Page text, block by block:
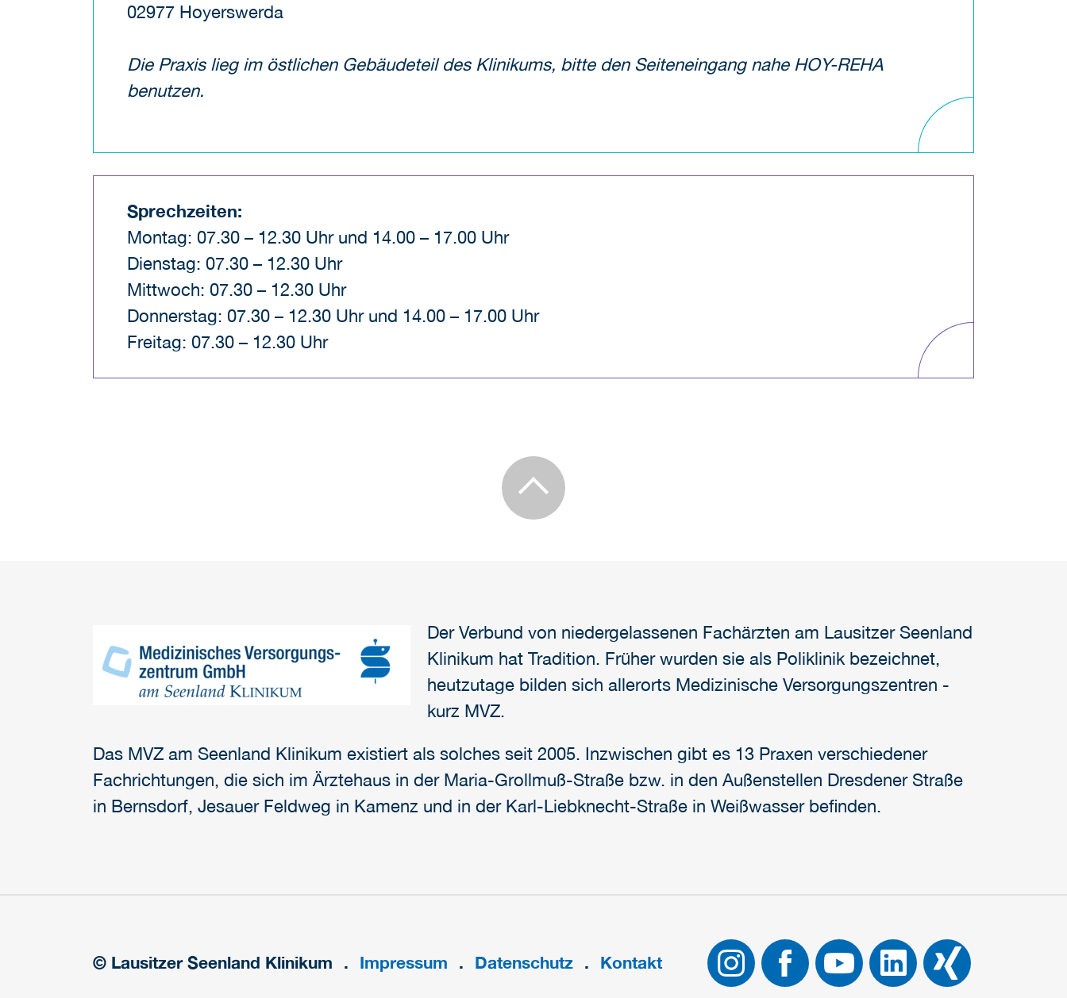
02977 Hoyerswerda
Die Praxis lieg im östlichen Gebäudeteil des Klinikums, bitte den Seiteneingang nahe HOY-REHA
benutzen.
Sprechzeiten:
Montag: 07.30 – 12.30 Uhr und 14.00 – 17.00 Uhr
Dienstag: 07.30 – 12.30 Uhr
Mittwoch: 07.30 – 12.30 Uhr
Donnerstag: 07.30 – 12.30 Uhr und 14.00 – 17.00 Uhr
Freitag: 07.30 – 12.30 Uhr
Der Verbund von niedergelassenen Fachärzten am Lausitzer Seenland
Klinikum hat Tradition. Früher wurden sie als Poliklinik bezeichnet,
heutzutage bilden sich allerorts Medizinische Versorgungszentren -
kurz MVZ.
Das MVZ am Seenland Klinikum existiert als solches seit 2005. Inzwischen gibt es 13 Praxen verschiedener
Fachrichtungen, die sich im Ärztehaus in der Maria-Grollmuß-Straße bzw. in den Außenstellen Dresdener Straße
in Bernsdorf, Jesauer Feldweg in Kamenz und in der Karl-Liebknecht-Straße in Weißwasser befinden.
© Lausitzer Seenland Klinikum Impressum Datenschutz Kontakt